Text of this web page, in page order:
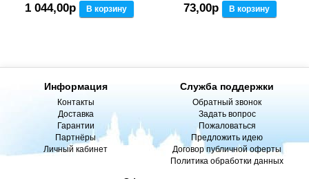
1 044,00р В корзину 73,00р В корзину
Информация
Контакты
Доставка
Гарантии
Партнёры
Личный кабинет
Служба поддержки
Обратный звонок
Задать вопрос
Пожаловаться
Предложить идею
Договор публичной оферты
Политика обработки данных